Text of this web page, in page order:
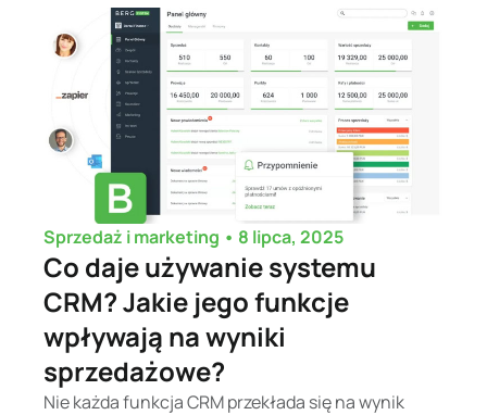
Sprzedaż i marketing • 8 lipca, 2025
Co daje używanie systemu
CRM? Jakie jego funkcje
wpływają na wyniki
sprzedażowe?
Nie każda funkcja CRM przekłada się na wynik